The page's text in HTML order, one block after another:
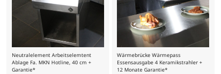
Neutralelement Arbeitselemtent
Ablage Fa. MKN Hotline, 40 cm +
Garantie*
Wärmebrücke Wärmepass
Essensausgabe 4 Keramikstrahler +
12 Monate Garantie*